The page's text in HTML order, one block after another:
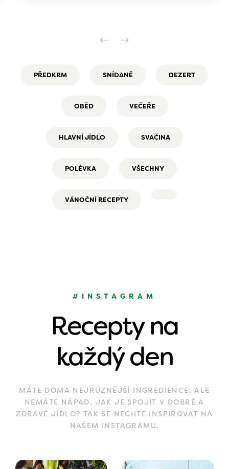
PŘEDKRM SNÍDANĚ DEZERT
OBĚD VEČEŘE
HLAVNÍ JÍDLO SVAČINA
POLÉVKA VŠECHNY
VÁNOČNÍ RECEPTY
#INSTAGRAM
Recepty na
každý den
MÁTE DOMA NEJRŮZNĚJŠÍ INGREDIENCE, ALE
NEMÁTE NÁPAD, JAK JE SPOJIT V DOBRÉ A
ZDRAVÉ JÍDLO? TAK SE NECHTE INSPIROVAT NA
NAŠEM INSTAGRAMU.